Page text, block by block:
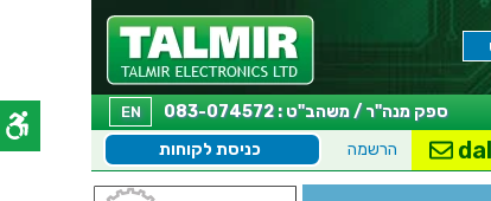
EN
ספק מנה"ר / משהב"ט : 083-074572
כניסת לקוחות הרשמה